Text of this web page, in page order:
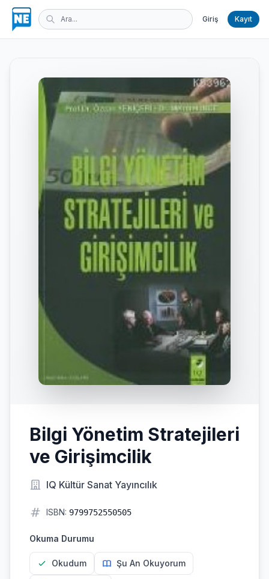
Giriş Kayıt
Bilgi Yönetim Stratejileri
ve Girişimcilik
IQ Kültür Sanat Yayıncılık
ISBN: 9799752550505
Okuma Durumu
Okudum Şu An Okuyorum